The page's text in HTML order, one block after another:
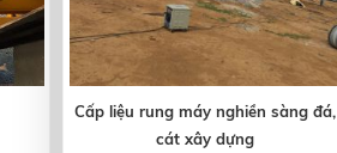
Cấp liệu rung máy nghiền sàng đá,
cát xây dựng